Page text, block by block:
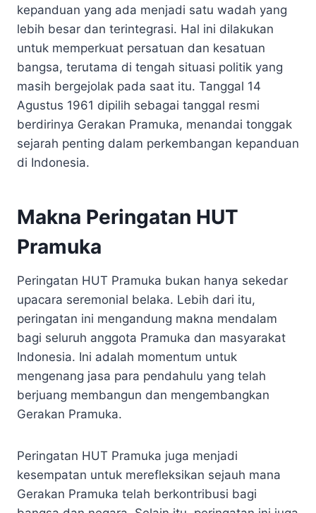
kepanduan yang ada menjadi satu wadah yang
lebih besar dan terintegrasi. Hal ini dilakukan
untuk memperkuat persatuan dan kesatuan
bangsa, terutama di tengah situasi politik yang
masih bergejolak pada saat itu. Tanggal 14
Agustus 1961 dipilih sebagai tanggal resmi
berdirinya Gerakan Pramuka, menandai tonggak
sejarah penting dalam perkembangan kepanduan
di Indonesia.
Makna Peringatan HUT
Pramuka
Peringatan HUT Pramuka bukan hanya sekedar
upacara seremonial belaka. Lebih dari itu,
peringatan ini mengandung makna mendalam
bagi seluruh anggota Pramuka dan masyarakat
Indonesia. Ini adalah momentum untuk
mengenang jasa para pendahulu yang telah
berjuang membangun dan mengembangkan
Gerakan Pramuka.
Peringatan HUT Pramuka juga menjadi
kesempatan untuk merefleksikan sejauh mana
Gerakan Pramuka telah berkontribusi bagi